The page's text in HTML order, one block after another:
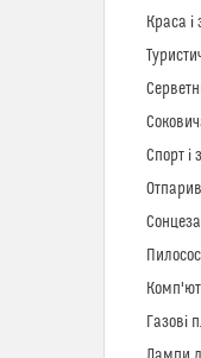
Краса і
Спорт і
Газові